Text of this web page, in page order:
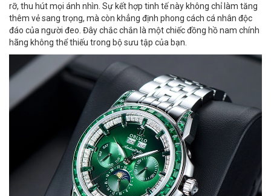
rỡ, thu hút mọi ánh nhìn. Sự kết hợp tinh tế này không chỉ làm tăng
thêm vẻ sang trọng, mà còn khẳng định phong cách cá nhân độc
đáo của người đeo. Đây chắc chắn là một chiếc đồng hồ nam chính
hãng không thể thiếu trong bộ sưu tập của bạn.